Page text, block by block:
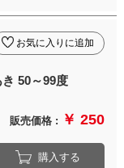
50～99度
お気に入りに追加
販売価格 : ￥ 250
購入する